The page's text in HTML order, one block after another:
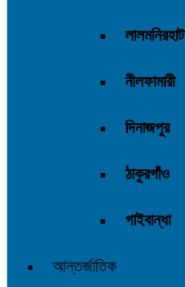
লালমনিরহাট
নীলফামারী
দিনাজপুর
ঠাকুরগাঁও
গাইবান্ধা
আন্তর্জাতিক